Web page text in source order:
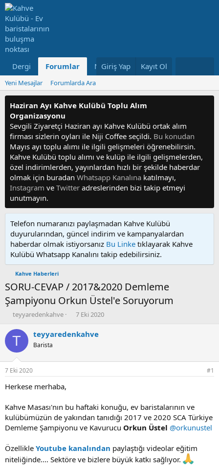
Dergi Forumlar Neler Yeni Kullanıcılar
Giriş Yap Kayıt Ol
Yeni Mesajlar Forumlarda Ara
Haziran Ayı Kahve Kulübü Toplu Alım
Organizasyonu
Sevgili Ziyaretçi Haziran ayı Kahve Kulübü ortak alım
firması sizlerin oyları ile Niji Coffee seçildi. Bu konudan
Mayıs ayı toplu alımı ile ilgili gelişmeleri öğrenebilirsin.
Kahve Kulübü toplu alımı ve kulüp ile ilgili gelişmelerden,
özel indirimlerden, yayınlardan hızlı bir şekilde haberdar
olmak için buradan Whatsapp Kanalına katılmayı,
Instagram ve Twitter adreslerinden bizi takip etmeyi
unutmayın.
Telefon numaranızı paylaşmadan Kahve Kulübü
duyurularından, güncel indirim ve kampanyalardan
haberdar olmak istiyorsanız Bu Linke tıklayarak Kahve
Kulübü Whatsapp Kanalını takip edebilirsiniz.
Kahve Haberleri
SORU-CEVAP / 2017&2020 Demleme
Şampiyonu Orkun Üstel'e Soruyorum
K
n
u
u
b
a
ş
t
a
n
teyyaredenkahve
B
ş
ı
r
i
h
7 Eki 2020
T teyyaredenkahve
Barista
7 Eki 2020 #1
Herkese merhaba,
Kahve Masası'nın bu haftaki konuğu, ev baristalarının ve
kulübümüzün de yakından tanıdığı 2017 ve 2020 SCA Türkiye
Demleme Şampiyonu ve Kavurucu Orkun Üstel @orkunustel
Özellikle Youtube kanalından paylaştığı videolar eğitim
niteliğinde.... Sektöre ve bizlere büyük katkı sağlıyor.